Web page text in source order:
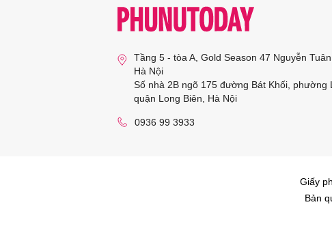
Tầng 5 - tòa A, Gold Season 47 Nguyễn
Hà Nội
Số nhà 2B ngõ 175 đường Bát Khối, phường
quận Long Biên, Hà Nội
0936 99 3933
Giấy
Bản